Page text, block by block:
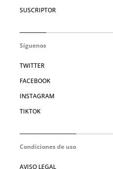
SUSCRIPTOR
Síguenos
TWITTER
FACEBOOK
INSTAGRAM
TIKTOK
Condiciones de uso
AVISO LEGAL